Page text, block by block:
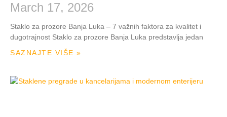
March 17, 2026
Staklo za prozore Banja Luka – 7 važnih faktora za kvalitet i
dugotrajnost Staklo za prozore Banja Luka predstavlja jedan
SAZNAJTE VIŠE »